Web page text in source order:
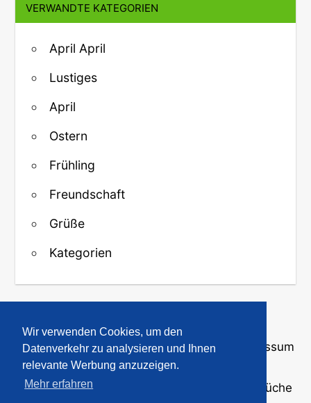
Wir verwenden Cookies, um den
Datenverkehr zu analysieren und Ihnen
relevante Werbung anzuzeigen.
Mehr erfahren
VERWANDTE KATEGORIEN
April April
Lustiges
April
Ostern
Frühling
Freundschaft
Grüße
Kategorien
↑ Zurück zum Anfang
Über uns·Kontakt·Datenschutz Impressum
© 2008-2026
· Bilder und Sprüche